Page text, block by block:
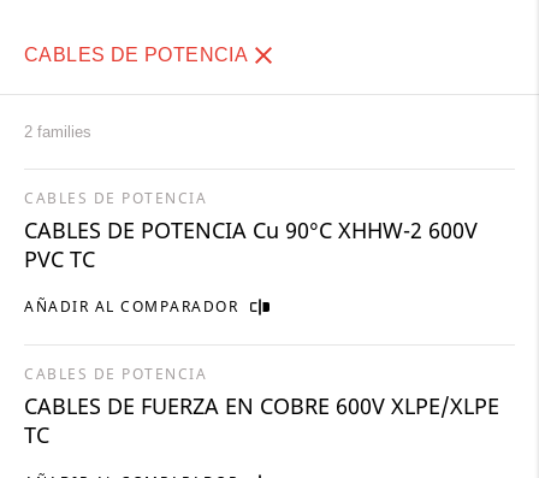
CABLES DE POTENCIA
2 families
AÑADIR AL COMPARADOR
CABLES DE POTENCIA
CABLES DE POTENCIA Cu 90°C XHHW-2 600V
PVC TC
CABLES DE POTENCIA
CABLES DE FUERZA EN COBRE 600V XLPE/XLPE
TC